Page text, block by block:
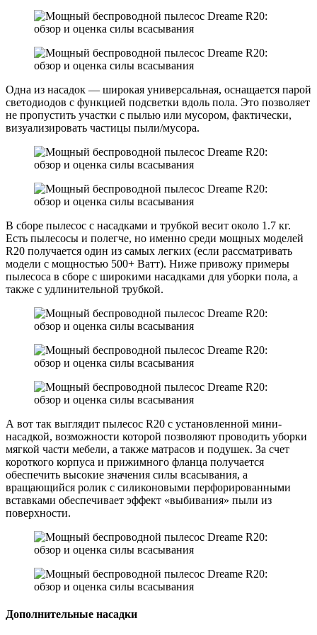
Одна из насадок — широкая универсальная, оснащается парой
светодиодов с функцией подсветки вдоль пола. Это позволяет
не пропустить участки с пылью или мусором, фактически,
визуализировать частицы пыли/мусора.
В сборе пылесос с насадками и трубкой весит около 1.7 кг.
Есть пылесосы и полегче, но именно среди мощных моделей
R20 получается один из самых легких (если рассматривать
модели с мощностью 500+ Ватт). Ниже привожу примеры
пылесоса в сборе с широкими насадками для уборки пола, а
также с удлинительной трубкой.
А вот так выглядит пылесос R20 с установленной мини-
насадкой, возможности которой позволяют проводить уборки
мягкой части мебели, а также матрасов и подушек. За счет
короткого корпуса и прижимного фланца получается
обеспечить высокие значения силы всасывания, а
вращающийся ролик с силиконовыми перфорированными
вставками обеспечивает эффект «выбивания» пыли из
поверхности.
Дополнительные насадки